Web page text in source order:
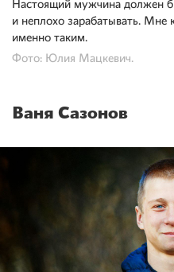
Настоящий мужчина должен
и неплохо зарабатывать. Мне
именно таким.
Фото: Юлия Мацкевич.
Ваня Сазонов